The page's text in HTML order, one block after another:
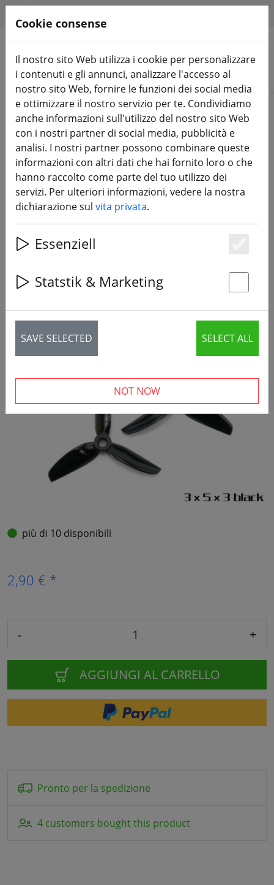
Cerca prodotti
Home Elica Elica da 3 pollici
HQ Durable Prop 3050 tripla lama
T3X5X3 nero 4 pezzi elica FPV 3
pollici
più di 10 disponibili
2,90 € *
- +
AGGIUNGI AL CARRELLO
Pronto per la spedizione
4 customers bought this product
Cookie consense
Il nostro sito Web utilizza i cookie per personalizzare
i contenuti e gli annunci, analizzare l'accesso al
nostro sito Web, fornire le funzioni dei social media
e ottimizzare il nostro servizio per te. Condividiamo
anche informazioni sull'utilizzo del nostro sito Web
con i nostri partner di social media, pubblicità e
analisi. I nostri partner possono combinare queste
informazioni con altri dati che hai fornito loro o che
hanno raccolto come parte del tuo utilizzo dei
servizi. Per ulteriori informazioni, vedere la nostra
dichiarazione sul vita privata.
Essenziell
Statstik & Marketing
SAVE SELECTED SELECT ALL
NOT NOW